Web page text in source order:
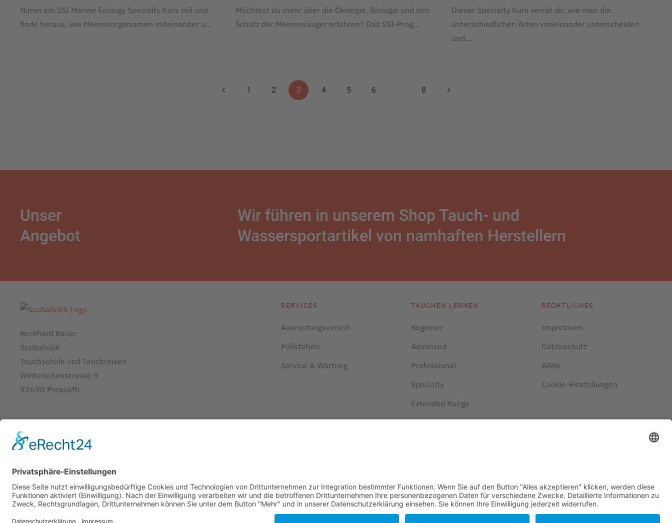
Nimm am SSI Marine Ecology Specialty Kurs teil und
finde heraus, wie Meeresorganismen miteinander u…
Möchtest du mehr über die Ökologie, Biologie und den
Schutz der Meeressäuger erfahren? Das SSI-Prog…
Dieser Specialty Kurs verrät dir, wie man die
unterschiedlichen Arten voneinander unterscheiden
und…
1 2 3 4 5 6 … 8
Unser
Angebot
Wir führen in unserem Shop Tauch- und
Wassersportartikel von namhaften Herstellern
Bernhard Bauer
ScubaholiX
Tauchschule und Tauchreisen
Winterleitenstrasse 9
92690 Pressath
SERVICES
Ausrüstungsverleih
Füllstation
Service & Wartung
TAUCHEN LERNEN
Beginner
Advanced
Professional
Specialty
Extended Range
Classified
RECHTLICHES
Impressum
Datenschutz
AGBs
Cookie-Einstellungen
Copyright ©2026ScubaholiX | Tauchschule und Tauchreisen. Alle Rechte vorbehalten.
Umsetzung und Realisierung durchWEBandWIRE Internet- und EDV-Dienstleistungen